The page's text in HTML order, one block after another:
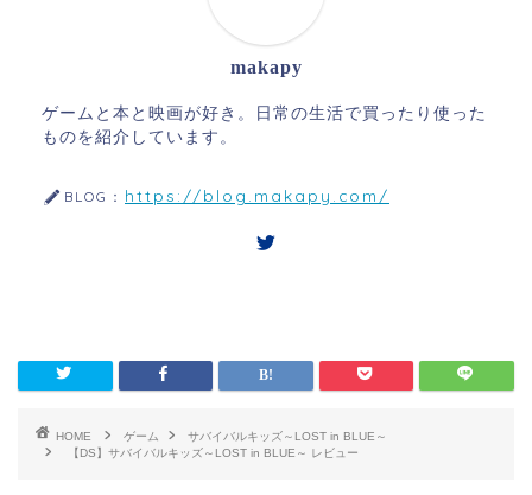
makapy
ゲームと本と映画が好き。日常の生活で買ったり使った
ものを紹介しています。
BLOG： https://blog.makapy.com/
HOME ゲーム
サバイバルキッズ～LOST in BLUE～
【DS】サバイバルキッズ～LOST in BLUE～ レビュー